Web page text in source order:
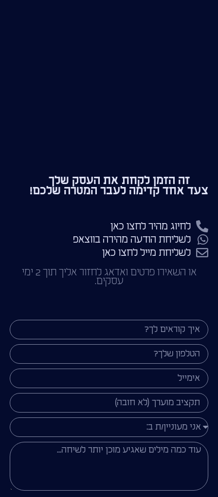
זה הזמן לקחת את העסק שלך
צעד אחד קדימה לעבר המטרה שלכם!
או השאירו פרטים ואדאג לחזור אליך תוך 2 ימי
עסקים.
לחיוג מהיר לחצו כאן
לשליחת הודעה מהירה בווצאפ
לשליחת מייל לחצו כאן